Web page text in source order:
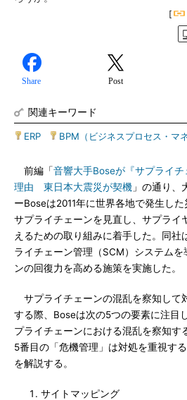
[
Share Post
関連キーワード
ERP BPM（ビジネスプロセス・マ
前編「音響大手Boseが『サプライ
理由 東日本大震災が契機 」の通り、
ーBoseは2011年に世界各地で発生し
サプライチェーンを見直し、サプライ
えるための取り組みに着手した。同社
ライチェーン管理（SCM）システム
ンの回復力を高める施策を実施した。
サプライチェーンの混乱を察知して
する際、Boseは次の5つの要素に注目
プライチェーンにおける混乱を察知す
5番目の「危機管理」は対処を重視す
を解説する。
サイトマッピング